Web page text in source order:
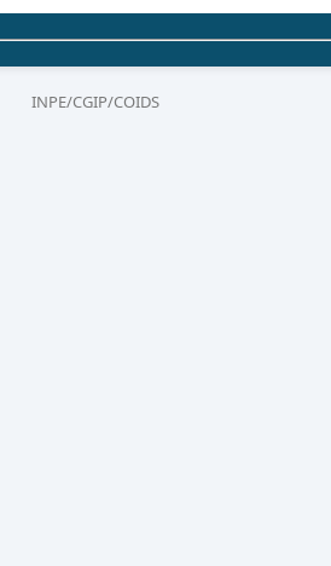
INPE/CGIP/COIDS